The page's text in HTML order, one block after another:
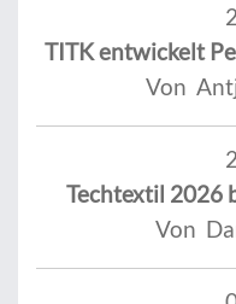
TITK entwickelt
Von
Techtextil 2026
Von